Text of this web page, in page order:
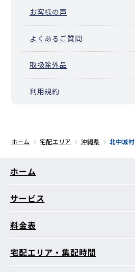
お客様の声
よくあるご質問
取扱除外品
利用規約
ホーム 宅配エリア 沖縄県 北中城村
ホーム
サービス
料金表
宅配エリア・集配時間